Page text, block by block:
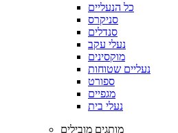
כל הנעליים
סניקרס
סנדלים
נעלי עקב
מוקסינים
נעליים שטוחות
ספורט
מגפיים
נעלי בית
מותגים מובילים